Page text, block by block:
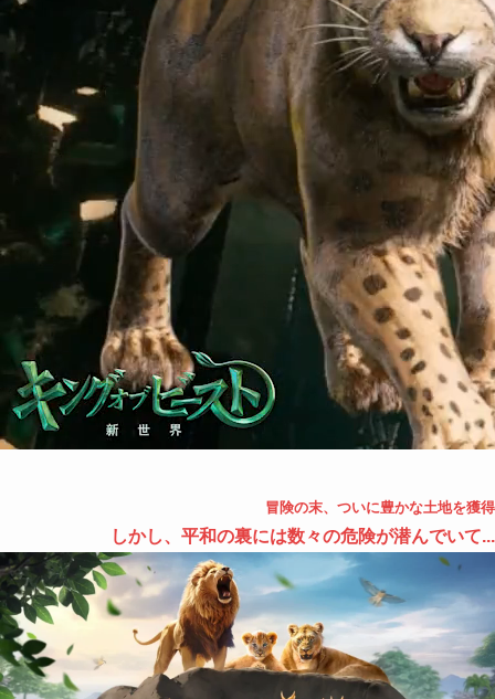
冒険の末、ついに豊かな土地を獲得
しかし、平和の裏には数々の危険が潜んでいて...